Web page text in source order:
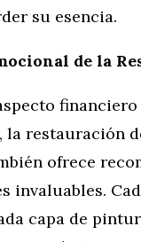
su esencia.
de la
financiero
la restauración
ofrece
invaluables.
capa de